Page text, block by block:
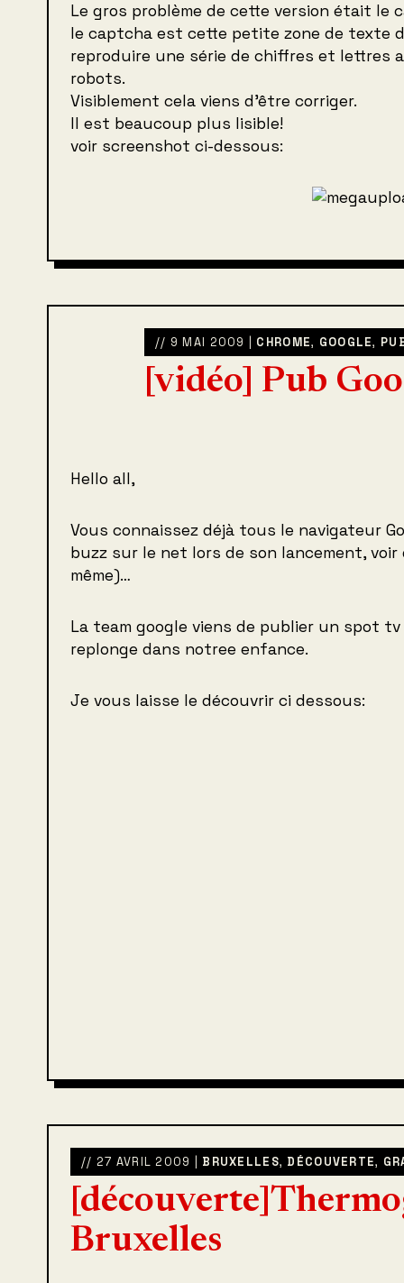
Le gros problème de cette version était le
le captcha est cette petite zone de texte
reproduire une série de chiffres et lettres
robots.
Visiblement cela viens d’être corriger.
Il est beaucoup plus lisible!
voir screenshot ci-dessous:
// 9 MAI 2009 | CHROME, GOOGLE,
[vidéo] Pub
Hello all,
Vous connaissez déjà tous le navigateur
buzz sur le net lors de son lancement,
même)…
La team google viens de publier un spot
replonge dans notree enfance.
Je vous laisse le découvrir ci dessous:
// 27 AVRIL 2009 | BRUXELLES, DÉCOUVERTE,
Bruxelles